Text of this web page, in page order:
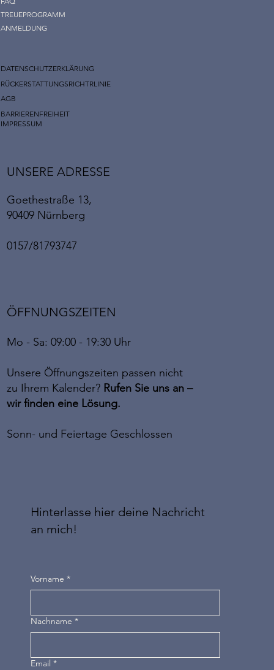
TREUEPROGRAMM
ANMELDUNG
DATENSCHUTZERKLÄRUNG
RÜCKERSTATTUNGSRICHTRLINIE
AGB
BARRIERENFREIHEIT
IMPRESSUM
UNSERE ADRESSE
Goethestraße 13,
90409 Nürnberg
0157/81793747
ÖFFNUNGSZEITEN
Mo - Sa: 09:00 - 19:30 Uhr
Unsere Öffnungszeiten passen nicht
zu Ihrem Kalender? Rufen Sie uns an –
wir finden eine Lösung.
Sonn- und Feiertage Geschlossen
Hinterlasse hier deine Nachricht
an mich!
Vorname *
Nachname *
Email *